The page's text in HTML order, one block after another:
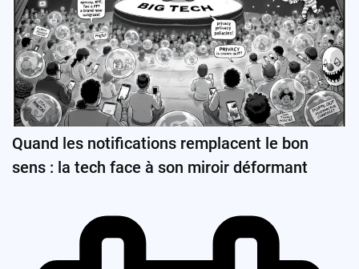
Quand les notifications remplacent le bon
sens : la tech face à son miroir déformant